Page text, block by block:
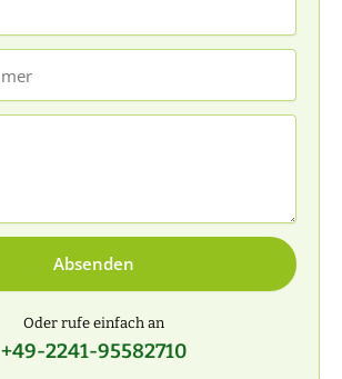
Absenden
Oder rufe einfach an
+49-2241-95582710